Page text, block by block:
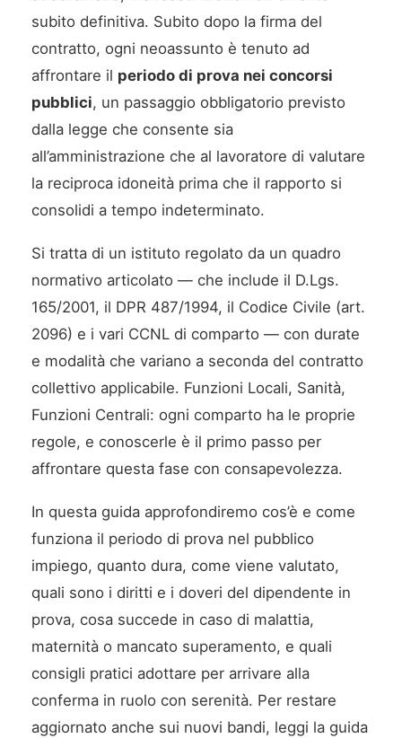
subito definitiva. Subito dopo la firma del
contratto, ogni neoassunto è tenuto ad
affrontare il periodo di prova nei concorsi
pubblici, un passaggio obbligatorio previsto
dalla legge che consente sia
all’amministrazione che al lavoratore di valutare
la reciproca idoneità prima che il rapporto si
consolidi a tempo indeterminato.
Si tratta di un istituto regolato da un quadro
normativo articolato — che include il D.Lgs.
165/2001, il DPR 487/1994, il Codice Civile (art.
2096) e i vari CCNL di comparto — con durate
e modalità che variano a seconda del contratto
collettivo applicabile. Funzioni Locali, Sanità,
Funzioni Centrali: ogni comparto ha le proprie
regole, e conoscerle è il primo passo per
affrontare questa fase con consapevolezza.
In questa guida approfondiremo cos’è e come
funziona il periodo di prova nel pubblico
impiego, quanto dura, come viene valutato,
quali sono i diritti e i doveri del dipendente in
prova, cosa succede in caso di malattia,
maternità o mancato superamento, e quali
consigli pratici adottare per arrivare alla
conferma in ruolo con serenità. Per restare
aggiornato anche sui nuovi bandi, leggi la guida